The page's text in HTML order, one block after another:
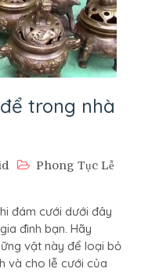
trong nhà
Phong Tục Lễ
đám cưới dưới đây
đình bạn. Hãy
vật này để loại bỏ
và cho lễ cưới của